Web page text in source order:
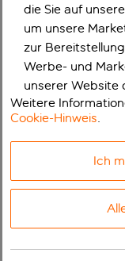
die Sie auf
um unsere
zur
Werbe- und
unserer Website
Weitere
Cookie-Hinweis.
Ich